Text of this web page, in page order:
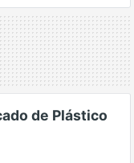
de Plástico